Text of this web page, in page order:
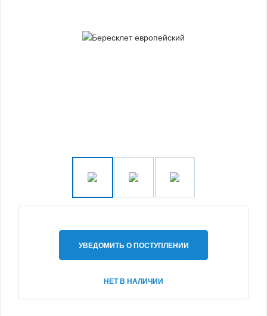
УВЕДОМИТЬ О ПОСТУПЛЕНИИ
НЕТ В НАЛИЧИИ